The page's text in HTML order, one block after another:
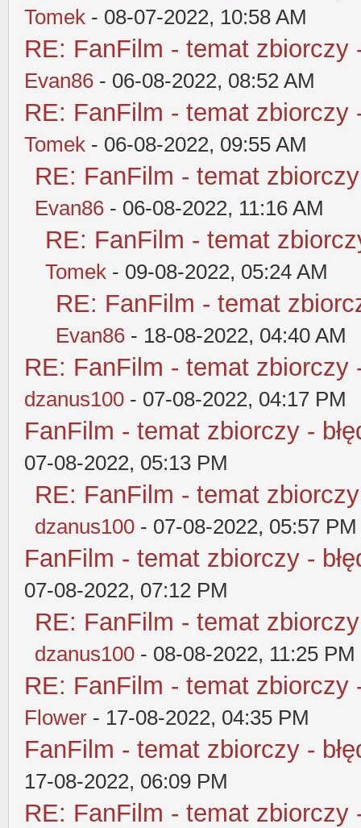
Tomek - 08-07-2022, 10:58 AM
RE: FanFilm - temat zbiorczy
Evan86 - 06-08-2022, 08:52 AM
RE: FanFilm - temat zbiorczy
Tomek - 06-08-2022, 09:55 AM
RE: FanFilm - temat
Evan86 - 06-08-2022, 11:16 AM
RE: FanFilm - temat
Tomek - 09-08-2022, 05:24 AM
RE: FanFilm - temat
Evan86 - 18-08-2022, 04:40 AM
RE: FanFilm - temat zbiorczy
dzanus100 - 07-08-2022, 04:17 PM
FanFilm - temat zbiorczy -
07-08-2022, 05:13 PM
RE: FanFilm - temat
dzanus100 - 07-08-2022, 05:57 PM
FanFilm - temat zbiorczy -
07-08-2022, 07:12 PM
RE: FanFilm - temat
dzanus100 - 08-08-2022, 11:25 PM
RE: FanFilm - temat zbiorczy
Flower - 17-08-2022, 04:35 PM
FanFilm - temat zbiorczy -
17-08-2022, 06:09 PM
RE: FanFilm - temat zbiorczy